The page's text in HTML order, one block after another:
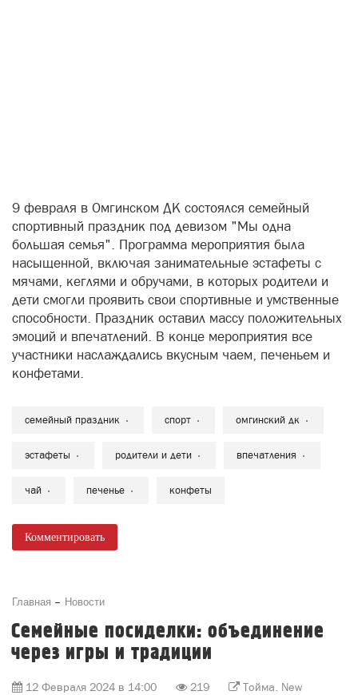
9 февраля в Омгинском ДК состоялся семейный
спортивный праздник под девизом "Мы одна
большая семья". Программа мероприятия была
насыщенной, включая занимательные эстафеты с
мячами, кеглями и обручами, в которых родители и
дети смогли проявить свои спортивные и умственные
способности. Праздник оставил массу положительных
эмоций и впечатлений. В конце мероприятия все
участники наслаждались вкусным чаем, печеньем и
конфетами.
семейный праздник спорт омгинский дк
эстафеты родители и дети впечатления
чай печенье конфеты
Комментировать
Главная Новости
Семейные посиделки: объединение
через игры и традиции
12 Февраля 2024 в 14:00 219
Тойма. New